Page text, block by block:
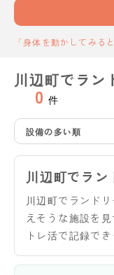
「身体を動かしてみる
川辺町でラン
0 件
設備の多い順
川辺町でラ
川辺町でランド
えそうな施設を
トレ活で記録でき